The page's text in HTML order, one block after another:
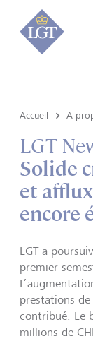
Accueil
LGT
Solide
et
encore
LGT a
premier
prestations
contribué. Le
millions de